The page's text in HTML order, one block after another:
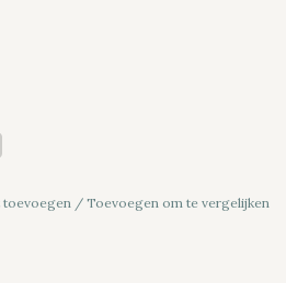
toevoegen / Toevoegen om te vergelijken